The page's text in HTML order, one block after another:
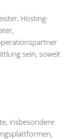
Hosting-
sein, soweit
insbesondere